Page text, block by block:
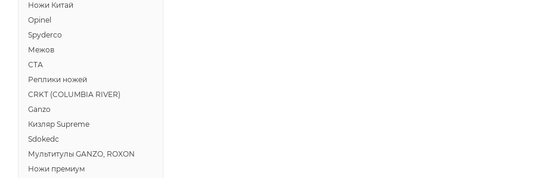
Ножи Китай
Opinel
Spyderco
Межов
СТА
Реплики ножей
CRKT (COLUMBIA RIVER)
Ganzo
Кизляр Supreme
Sdokedc
Мультитулы GANZO, ROXON
Ножи премиум